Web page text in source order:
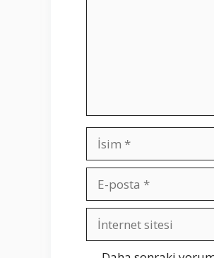
İsim
posta
İnternet
sitesi